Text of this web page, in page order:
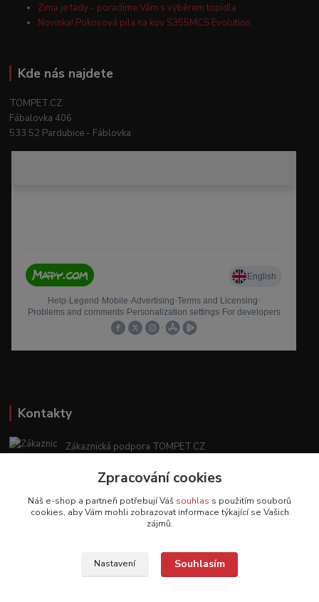
Zima je tady - poradíme Vám s výběrem topidla
Novinka! Pokosová pila na kov S355MCS Evolution
Kde nás najdete
TOMPET.CZ
Fábalovka 406
533 52 Pardubice - Fáblovka
Kontakty
Zákaznická podpora TOMPET.CZ
(Po-Ne, 8-20 hod.)
obchod@tompet.cz
Zpracování cookies
Náš e-shop a partneři potřebují Váš souhlas s použitím souborů
cookies, aby Vám mohli zobrazovat informace týkající se Vašich
zájmů.
Nastavení Souhlasím